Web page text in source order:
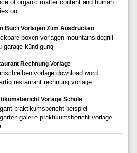
of organic matter content and human
on
Buch Vorlagen Zum Ausdrucken
boxen vorlagen mountainsidegrill
garage kündigung
Rechnung Vorlage
vorlage download word
restaurant rechnung vorlage
Vorlage Schule
praktikumsbericht beispiel
galerie praktikumsbericht vorlage